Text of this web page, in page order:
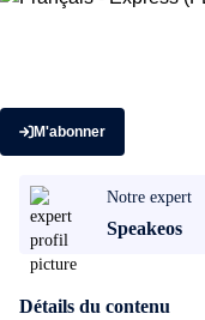
M'abonner
Notre expert
Speakeos
Détails du contenu